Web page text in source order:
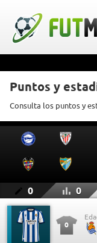
Puntos y
Consulta los puntos y
0 0
0